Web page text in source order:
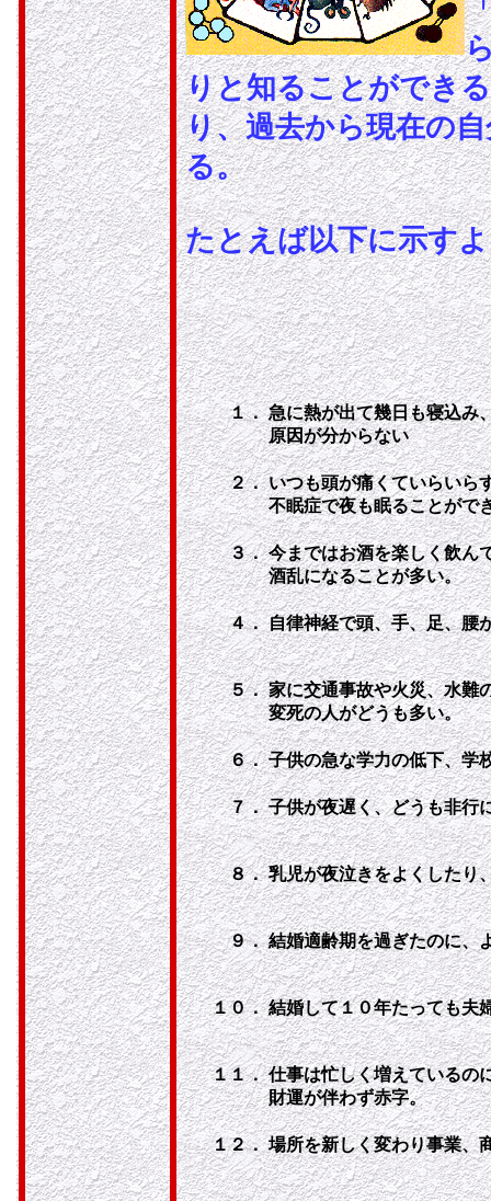
りと知ることができ
り、過去から現在の
る。
たとえば以下に示す
１． 急に熱が出て幾日も寝込み
原因が分からない
２． いつも頭が痛くていらいら
不眠症で夜も眠ることがで
３． 今まではお酒を楽しく飲ん
酒乱になることが多い。
４． 自律神経で頭、手、足、腰
５． 家に交通事故や火災、水難
変死の人がどうも多い。
６． 子供の急な学力の低下、
７． 子供が夜遅く、どうも非行
８． 乳児が夜泣きをよくしたり
９． 結婚適齢期を過ぎたのに、
１０． 結婚して１０年たっても夫
１１． 仕事は忙しく増えているの
財運が伴わず赤字。
１２． 場所を新しく変わり事業、